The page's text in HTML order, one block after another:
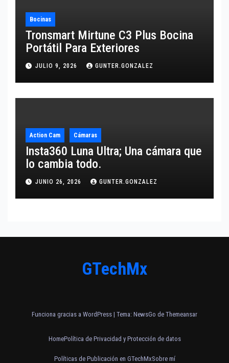
Bocinas
Tronsmart Mirtune C3 Plus Bocina
Portátil Para Exteriores
JULIO 9, 2026 GUNTER.GONZALEZ
Action Cam Cámaras
Insta360 Luna Ultra; Una cámara que
lo cambia todo.
JUNIO 26, 2026 GUNTER.GONZALEZ
GTechMx
Funciona gracias a WordPress | Tema: NewsGo de Themeansar
HomePolítica de Privacidad y Protección de datos
Políticas de Publicación en GTechMxSobre mí